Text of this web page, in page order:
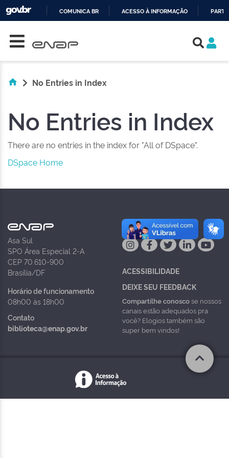
COMUNICA BR ACESSO À INFORMAÇÃO
No Entries in Index
No Entries in Index
There are no entries in the index for "All of DSpace".
DSpace Home
Asa Sul
SPO Área Especial 2-A
CEP 70.610-900
Brasília/DF
Horário de funcionamento
08h00 às 18h00
Contato
biblioteca@enap.gov.br
NAS REDES
ACESSIBILIDADE
DEIXE SEU FEEDBACK
Compartilhe conoscose nossos
canais estão adequados pra
você? Elogios também são
super bem vindos!